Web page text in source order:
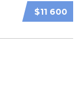
$11 600